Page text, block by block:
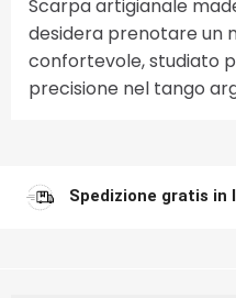
Scarpa artigianale
desidera prenotare un
confortevole, studiato
precisione nel tango
Spedizione gratis in